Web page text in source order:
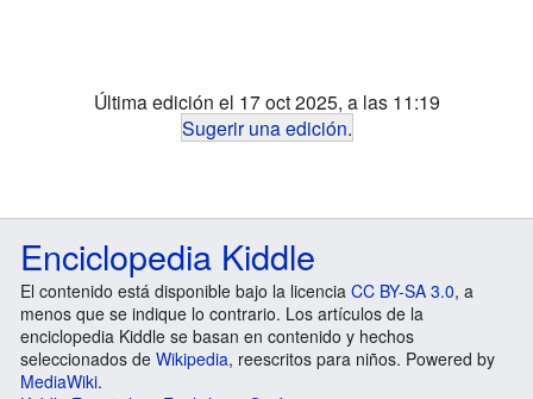
Última edición el 17 oct 2025, a las 11:19
Sugerir una edición.
Enciclopedia Kiddle
El contenido está disponible bajo la licencia CC BY-SA 3.0, a
menos que se indique lo contrario. Los artículos de la
enciclopedia Kiddle se basan en contenido y hechos
seleccionados de Wikipedia, reescritos para niños. Powered by
MediaWiki.